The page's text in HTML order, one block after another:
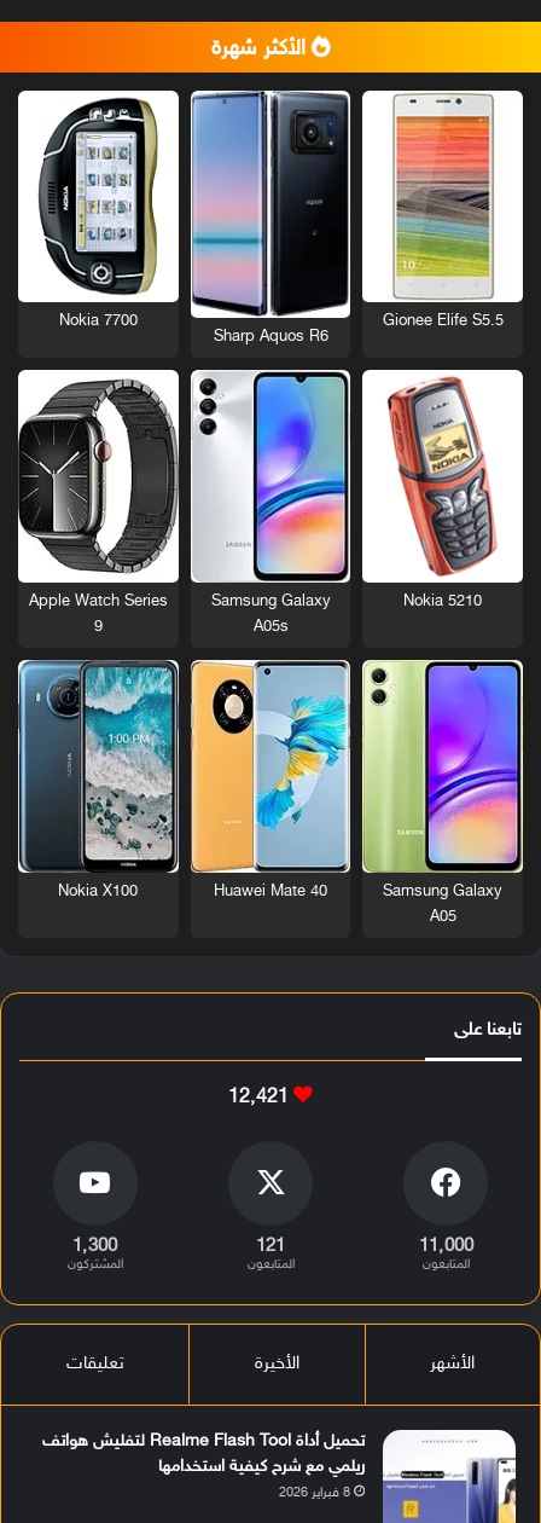
الأكثر شهرة
Gionee Elife S5.5
Sharp Aquos R6
Nokia 7700
Nokia 5210
Samsung Galaxy
A05s
Apple Watch Series
9
Samsung Galaxy
A05
Huawei Mate 40
Nokia X100
تابعنا على
12٬421
11٬000
المتابعون
121
المتابعون
1٬300
المشتركون
الأشهر الأخيرة تعليقات
تحميل أداة Realme Flash Tool لتفليش هواتف
ريلمي مع شرح كيفية استخدامها
8 فبراير 2026